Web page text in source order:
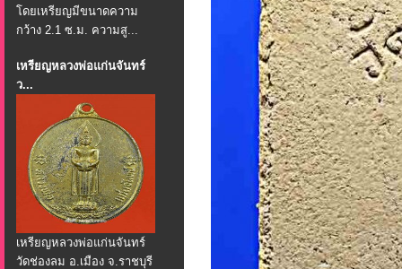
โดยเหรียญมีขนาดความ
กว้าง 2.1 ซ.ม. ความสู...
เหรียญหลวงพ่อแก่นจันทร์
ว...
เหรียญหลวงพ่อแก่นจันทร์
วัดช่องลม อ.เมือง จ.ราชบุรี